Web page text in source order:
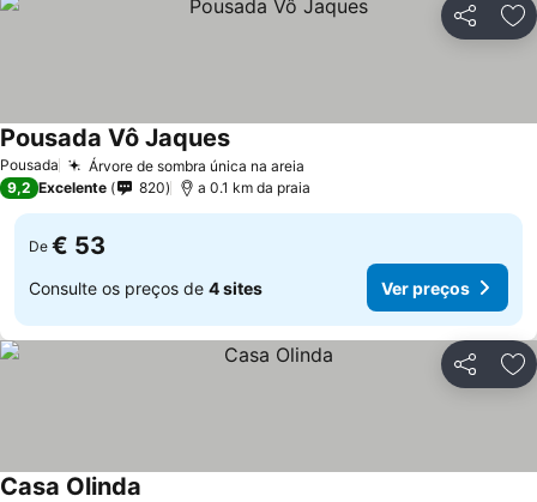
Partilhar
Pousada Árvore de sombra única na areia
Pousada Vô Jaques
9,2 Excelente 820 a 0.1 km da praia
De € 53
Consulte os preços de 4 sites Ver preços
Partilhar
Casa Olinda